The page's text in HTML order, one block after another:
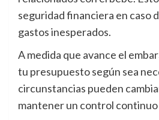
seguridad financiera en caso
gastos inesperados.
A medida que avance el
tu presupuesto según sea
circunstancias pueden
mantener un control continuo